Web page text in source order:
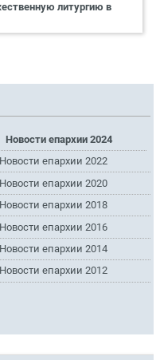
литургию в
Новости епархии 2024
Новости епархии 2022
Новости епархии 2020
Новости епархии 2018
Новости епархии 2016
Новости епархии 2014
Новости епархии 2012